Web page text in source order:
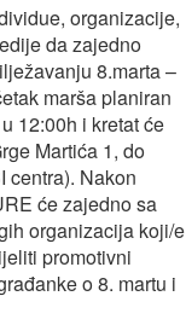
organizacije,
da zajedno
8.marta –
marša planiran
12:00h i kretat će
Martića 1, do
centra). Nakon
će zajedno sa
organizacija koji/e
promotivni
o 8. martu i